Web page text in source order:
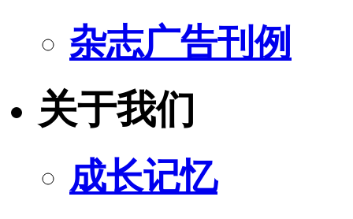
杂志广告刊例
关于我们
成长记忆